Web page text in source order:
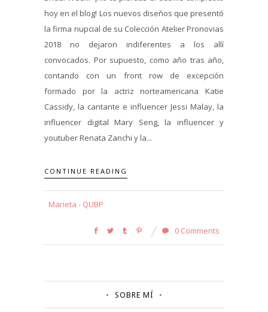
hoy en el blog! Los nuevos diseños que presentó
la firma nupcial de su Colección Atelier Pronovias
2018 no dejaron indiferentes a los allí
convocados. Por supuesto, como año tras año,
contando con un front row de excepción
formado por la actriz norteamericana Katie
Cassidy, la cantante e influencer Jessi Malay, la
influencer digital Mary Seng, la influencer y
youtuber Renata Zanchi y la...
CONTINUE READING
Marieta - QUBP
0 Comments
SOBRE MÍ